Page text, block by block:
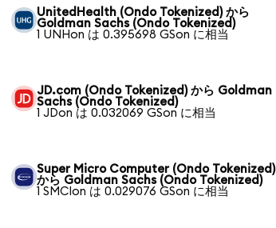
UnitedHealth (Ondo Tokenized) から
Goldman Sachs (Ondo Tokenized)
1 UNHon は 0.395698 GSon に相当
JD.com (Ondo Tokenized) から Goldman
Sachs (Ondo Tokenized)
1 JDon は 0.032069 GSon に相当
Super Micro Computer (Ondo Tokenized)
から Goldman Sachs (Ondo Tokenized)
1 SMCIon は 0.029076 GSon に相当